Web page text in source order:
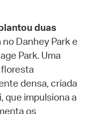
duas
Danhey Park e
Park. Uma
densa, criada
que impulsiona a
os